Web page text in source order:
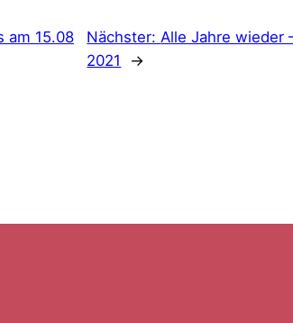
am 15.08
Nächster:Alle Jahre wieder
2021
→